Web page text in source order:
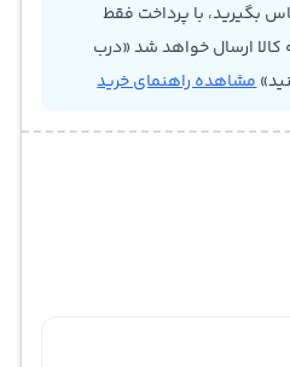
بگیرید، با پرداخت فقط
ارسال خواهد شد «درب
مشاهده راهنمای خرید